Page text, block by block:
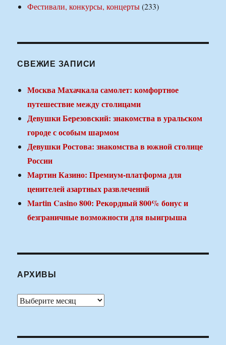
Фестивали, конкурсы, концерты(233)
СВЕЖИЕ ЗАПИСИ
Москва Махачкала самолет: комфортное
путешествие между столицами
Девушки Березовский: знакомства в уральском
городе с особым шармом
Девушки Ростова: знакомства в южной столице
России
Мартин Казино: Премиум-платформа для
ценителей азартных развлечений
Martin Casino 800: Рекордный 800% бонус и
безграничные возможности для выигрыша
АРХИВЫ
Архивы